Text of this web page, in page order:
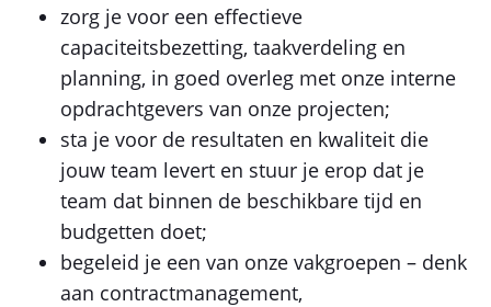
zorg je voor een effectieve
capaciteitsbezetting, taakverdeling en
planning, in goed overleg met onze interne
opdrachtgevers van onze projecten;
sta je voor de resultaten en kwaliteit die
jouw team levert en stuur je erop dat je
team dat binnen de beschikbare tijd en
budgetten doet;
begeleid je een van onze vakgroepen – denk
aan contractmanagement,